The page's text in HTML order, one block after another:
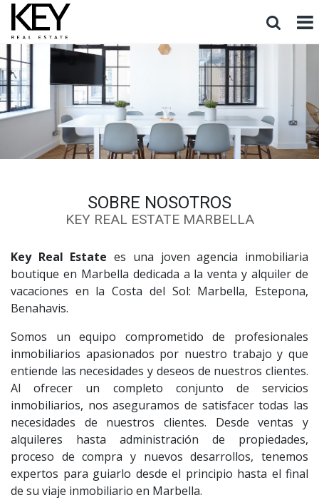
TODAS LAS ÁREAS
TODOS LOS TIPOS
TODOS LOS PRECIOS
BUSQUEDA
SOBRE NOSOTROS
KEY REAL ESTATE MARBELLA
Key Real Estate es una joven agencia inmobiliaria
boutique en Marbella dedicada a la venta y alquiler de
vacaciones en la Costa del Sol: Marbella, Estepona,
Benahavis.
Somos un equipo comprometido de profesionales
inmobiliarios apasionados por nuestro trabajo y que
entiende las necesidades y deseos de nuestros clientes.
Al ofrecer un completo conjunto de servicios
inmobiliarios, nos aseguramos de satisfacer todas las
necesidades de nuestros clientes. Desde ventas y
alquileres hasta administración de propiedades,
proceso de compra y nuevos desarrollos, tenemos
expertos para guiarlo desde el principio hasta el final
de su viaje inmobiliario en Marbella.